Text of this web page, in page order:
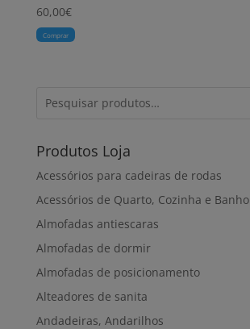
60,00€
Comprar
Produtos Loja
Acessórios para cadeiras de rodas
Acessórios de Quarto, Cozinha e Banho
Almofadas antiescaras
Almofadas de dormir
Almofadas de posicionamento
Alteadores de sanita
Andadeiras, Andarilhos